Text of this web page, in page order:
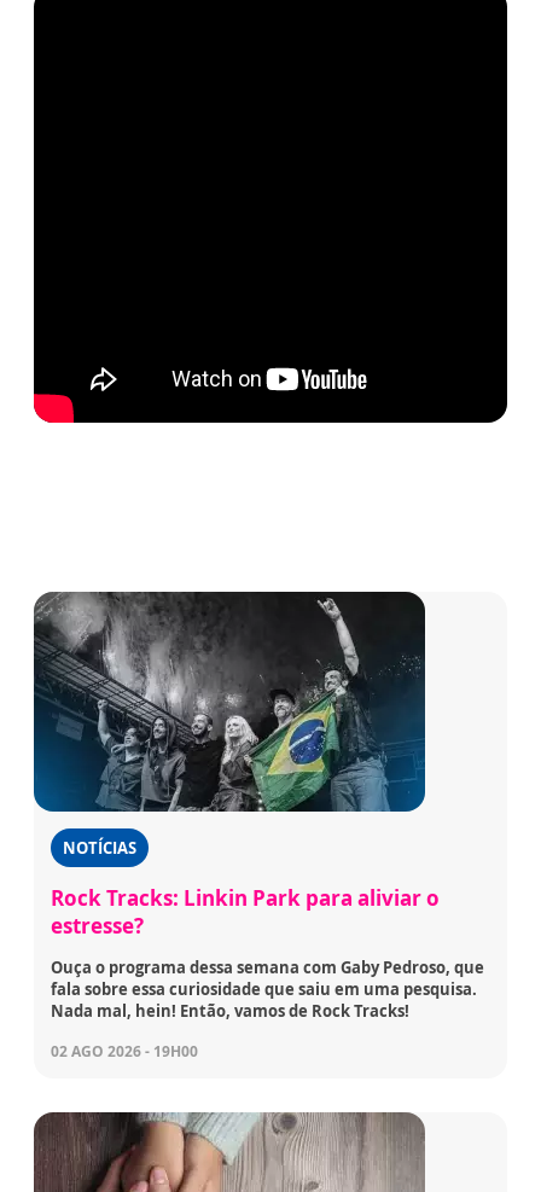
NOTÍCIAS
Rock Tracks: Linkin Park para aliviar o
estresse?
Ouça o programa dessa semana com Gaby Pedroso, que
fala sobre essa curiosidade que saiu em uma pesquisa.
Nada mal, hein! Então, vamos de Rock Tracks!
02 AGO 2026 - 19H00